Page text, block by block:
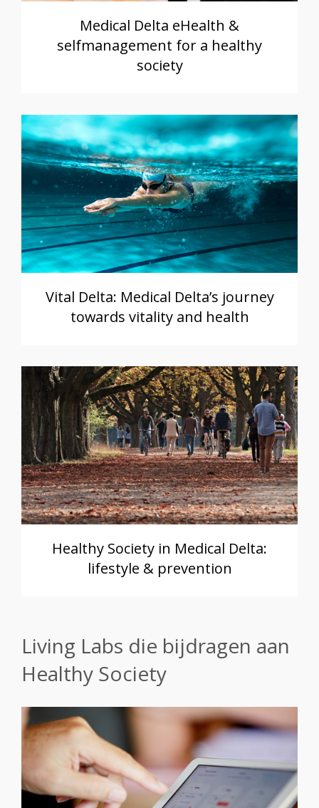
Medical Delta eHealth &
selfmanagement for a healthy
society
Vital Delta: Medical Delta’s journey
towards vitality and health
Healthy Society in Medical Delta:
lifestyle & prevention
Living Labs die bijdragen aan
Healthy Society